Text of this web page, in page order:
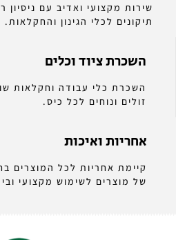
שירות מקצועי ואדיב עם ניסיון
תיקונים לכלי הגינון והחקלאות.
השכרת ציוד וכלים
השכרת כלי עבודה וחקלאות
זולים ונוחים לכל כיס.
אחריות ואיכות
קיימת אחריות לכל המוצרים
של מוצרים לשימוש מקצועי